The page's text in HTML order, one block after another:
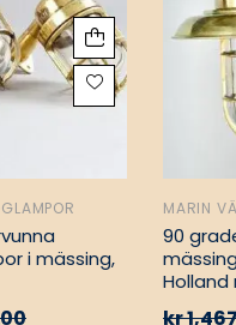
i mässing,
MARIN
90
Holland
kr